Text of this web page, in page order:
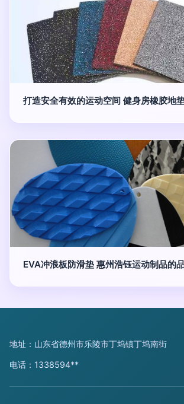
打造安全有效的运动空间 健身房橡胶地
EVA冲浪板防滑垫 惠州浩钰运动制品的
地址：山东省德州市乐陵市丁坞镇丁坞南街
电话：1338594**